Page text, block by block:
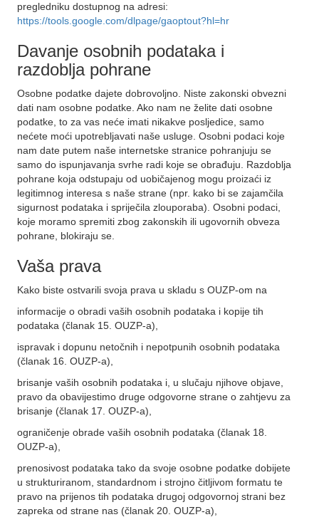
pregledniku dostupnog na adresi:
https://tools.google.com/dlpage/gaoptout?hl=hr
Davanje osobnih podataka i
razdoblja pohrane
Osobne podatke dajete dobrovoljno. Niste zakonski obvezni
dati nam osobne podatke. Ako nam ne želite dati osobne
podatke, to za vas neće imati nikakve posljedice, samo
nećete moći upotrebljavati naše usluge. Osobni podaci koje
nam date putem naše internetske stranice pohranjuju se
samo do ispunjavanja svrhe radi koje se obrađuju. Razdoblja
pohrane koja odstupaju od uobičajenog mogu proizaći iz
legitimnog interesa s naše strane (npr. kako bi se zajamčila
sigurnost podataka i spriječila zlouporaba). Osobni podaci,
koje moramo spremiti zbog zakonskih ili ugovornih obveza
pohrane, blokiraju se.
Vaša prava
Kako biste ostvarili svoja prava u skladu s OUZP-om na
informacije o obradi vaših osobnih podataka i kopije tih
podataka (članak 15. OUZP-a),
ispravak i dopunu netočnih i nepotpunih osobnih podataka
(članak 16. OUZP-a),
brisanje vaših osobnih podataka i, u slučaju njihove objave,
pravo da obavijestimo druge odgovorne strane o zahtjevu za
brisanje (članak 17. OUZP-a),
ograničenje obrade vaših osobnih podataka (članak 18.
OUZP-a),
prenosivost podataka tako da svoje osobne podatke dobijete
u strukturiranom, standardnom i strojno čitljivom formatu te
pravo na prijenos tih podataka drugoj odgovornoj strani bez
zapreka od strane nas (članak 20. OUZP-a),